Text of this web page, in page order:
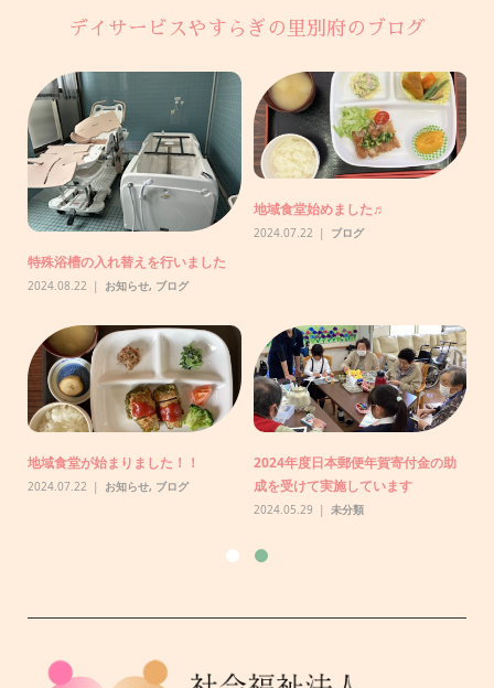
デイサービスやすらぎの里別府のブログ
【クラウドファンディングに挑戦中
です】
2026.06.23 未分類
2025年度日本郵便年賀寄付金の助
成により様々なイベントをす...
NHK歳末助け合い助成金事業によ
り車いすを購入しました。
2026.01.06 未分類
子どもとみんなの食堂がはじまりま
した！
2025.07.22 未分類